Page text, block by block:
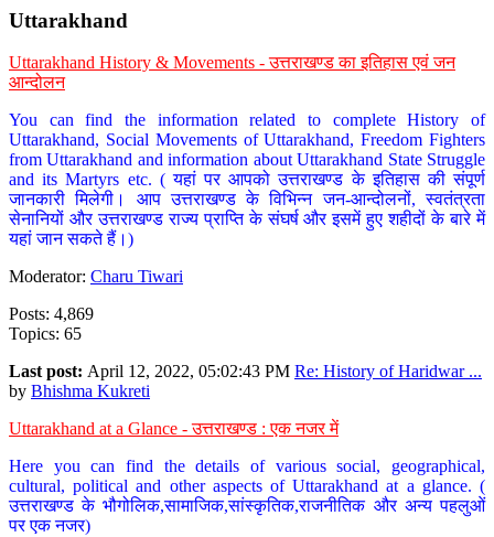
Uttarakhand
Uttarakhand History & Movements - उत्तराखण्ड का इतिहास एवं जन
आन्दोलन
You can find the information related to complete History of
Uttarakhand, Social Movements of Uttarakhand, Freedom Fighters
from Uttarakhand and information about Uttarakhand State Struggle
and its Martyrs etc. ( यहां पर आपको उत्तराखण्ड के इतिहास की संपूर्ण
जानकारी मिलेगी। आप उत्तराखण्ड के विभिन्न जन-आन्दोलनों, स्वतंत्रता
सेनानियों और उत्तराखण्ड राज्य प्राप्ति के संघर्ष और इसमें हुए शहीदों के बारे में
यहां जान सकते हैं।)
Moderator: Charu Tiwari
Posts: 4,869
Topics: 65
Last post: April 12, 2022, 05:02:43 PM Re: History of Haridwar ...
by Bhishma Kukreti
Uttarakhand at a Glance - उत्तराखण्ड : एक नजर में
Here you can find the details of various social, geographical,
cultural, political and other aspects of Uttarakhand at a glance. (
उत्तराखण्ड के भौगोलिक,सामाजिक,सांस्कृतिक,राजनीतिक और अन्य पहलुओं
पर एक नजर)